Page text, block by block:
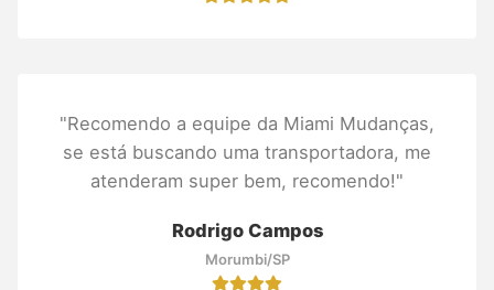
"Recomendo a equipe da Miami Mudanças,
se está buscando uma transportadora, me
atenderam super bem, recomendo!"
Rodrigo Campos
Morumbi/SP